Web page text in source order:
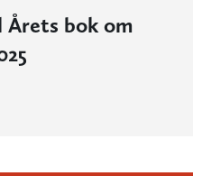
Årets bok om